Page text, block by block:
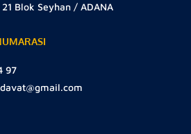
Blok Seyhan / ADANA
97